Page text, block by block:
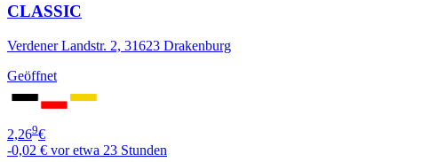
CLASSIC
Verdener Landstr. 2, 31623 Drakenburg
Geöffnet
2,269€
-0,02 € vor etwa 23 Stunden